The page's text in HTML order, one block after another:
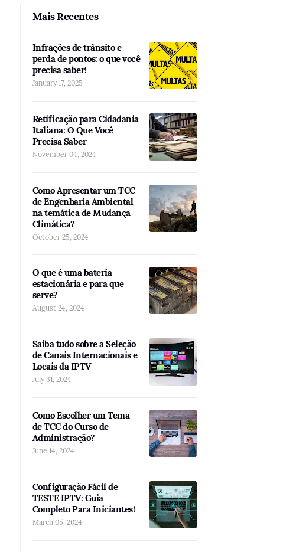
Mais Recentes
Infrações de trânsito e
perda de pontos: o que você
precisa saber!
January 17, 2025
Retificação para Cidadania
Italiana: O Que Você
Precisa Saber
November 04, 2024
Como Apresentar um TCC
de Engenharia Ambiental
na temática de Mudança
Climática?
October 25, 2024
O que é uma bateria
estacionária e para que
serve?
August 24, 2024
Saiba tudo sobre a Seleção
de Canais Internacionais e
Locais da IPTV
July 31, 2024
Como Escolher um Tema
de TCC do Curso de
Administração?
June 14, 2024
Configuração Fácil de
TESTE IPTV: Guia
Completo Para Iniciantes!
March 05, 2024